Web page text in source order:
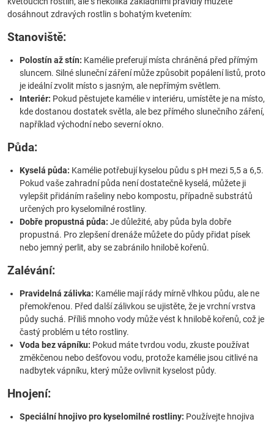
dosáhnout zdravých rostlin s bohatým kvetením:
Stanoviště:
Polostín až stín: Kamélie preferují místa chráněná před přímým
sluncem. Silné sluneční záření může způsobit popálení listů, proto
je ideální zvolit místo s jasným, ale nepřímým světlem.
Interiér: Pokud pěstujete kamélie v interiéru, umístěte je na místo,
kde dostanou dostatek světla, ale bez přímého slunečního záření,
například východní nebo severní okno.
Půda:
Kyselá půda: Kamélie potřebují kyselou půdu s pH mezi 5,5 a 6,5.
Pokud vaše zahradní půda není dostatečně kyselá, můžete ji
vylepšit přidáním rašeliny nebo kompostu, případně substrátů
určených pro kyselomilné rostliny.
Dobře propustná půda: Je důležité, aby půda byla dobře
propustná. Pro zlepšení drenáže můžete do půdy přidat písek
nebo jemný perlit, aby se zabránilo hnilobě kořenů.
Zalévání:
Pravidelná zálivka: Kamélie mají rády mírně vlhkou půdu, ale ne
přemokřenou. Před další zálivkou se ujistěte, že je vrchní vrstva
půdy suchá. Příliš mnoho vody může vést k hnilobě kořenů, což je
častý problém u této rostliny.
Voda bez vápníku: Pokud máte tvrdou vodu, zkuste používat
změkčenou nebo dešťovou vodu, protože kamélie jsou citlivé na
nadbytek vápníku, který může ovlivnit kyselost půdy.
Hnojení:
Speciální hnojivo pro kyselomilné rostliny: Používejte hnojiva